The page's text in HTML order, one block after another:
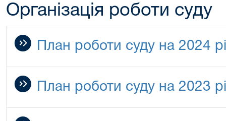
Організація роботи суду
План роботи суду на 2024
План роботи суду на 2023